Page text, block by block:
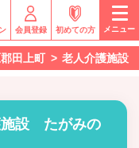
会員登録 初めての方 メニュー
田上町 老人介護施設
設 たがみの